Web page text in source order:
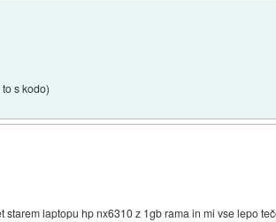
s kodo)
laptopu hp nx6310 z 1gb rama in mi vse lepo